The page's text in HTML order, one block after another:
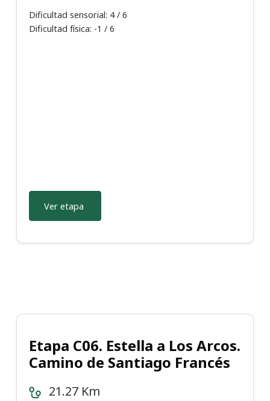
Dificultad sensorial: 4 / 6
Dificultad física: -1 / 6
Ver etapa
Etapa C06. Estella a Los Arcos.
Camino de Santiago Francés
21.27 Km